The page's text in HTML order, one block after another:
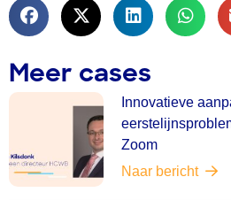
Meer cases
Innovatieve
Zoom
Naar bericht